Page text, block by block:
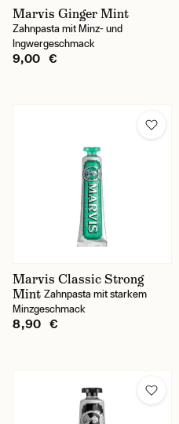
Marvis Ginger Mint
Zahnpasta mit Minz- und
Ingwergeschmack
9,00 €
Marvis Classic Strong
Mint Zahnpasta mit starkem
Minzgeschmack
8,90 €